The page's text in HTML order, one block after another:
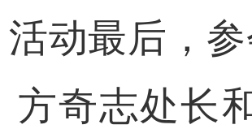
最后，参
方奇志处长